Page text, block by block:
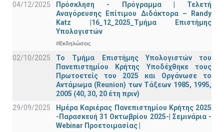
04/12/2025
Πρόσκληση - Πρόγραμμα | Τελετή
Αναγόρευσης Επίτιμου Διδάκτορα – Randy
Katz |16_12_2025_Τμήμα Επιστήμης
Υπολογιστών
#Εκδηλώσεις
02/10/2025
Το Τμήμα Επιστήμης Υπολογιστών του
Πανεπιστημίου Κρήτης Υποδέχθηκε τους
Πρωτοετείς του 2025 και Οργάνωσε το
Αντάμωμα (Reunion) των Τάξεων 1985, 1995,
2005 (40, 30, 20 έτη πριν)
29/09/2025
Ημέρα Καριέρας Πανεπιστημίου Κρήτης 2025
-Παρασκευή 31 Οκτωβρίου 2025-| Σεμινάρια -
Webinar Προετοιμασίας |